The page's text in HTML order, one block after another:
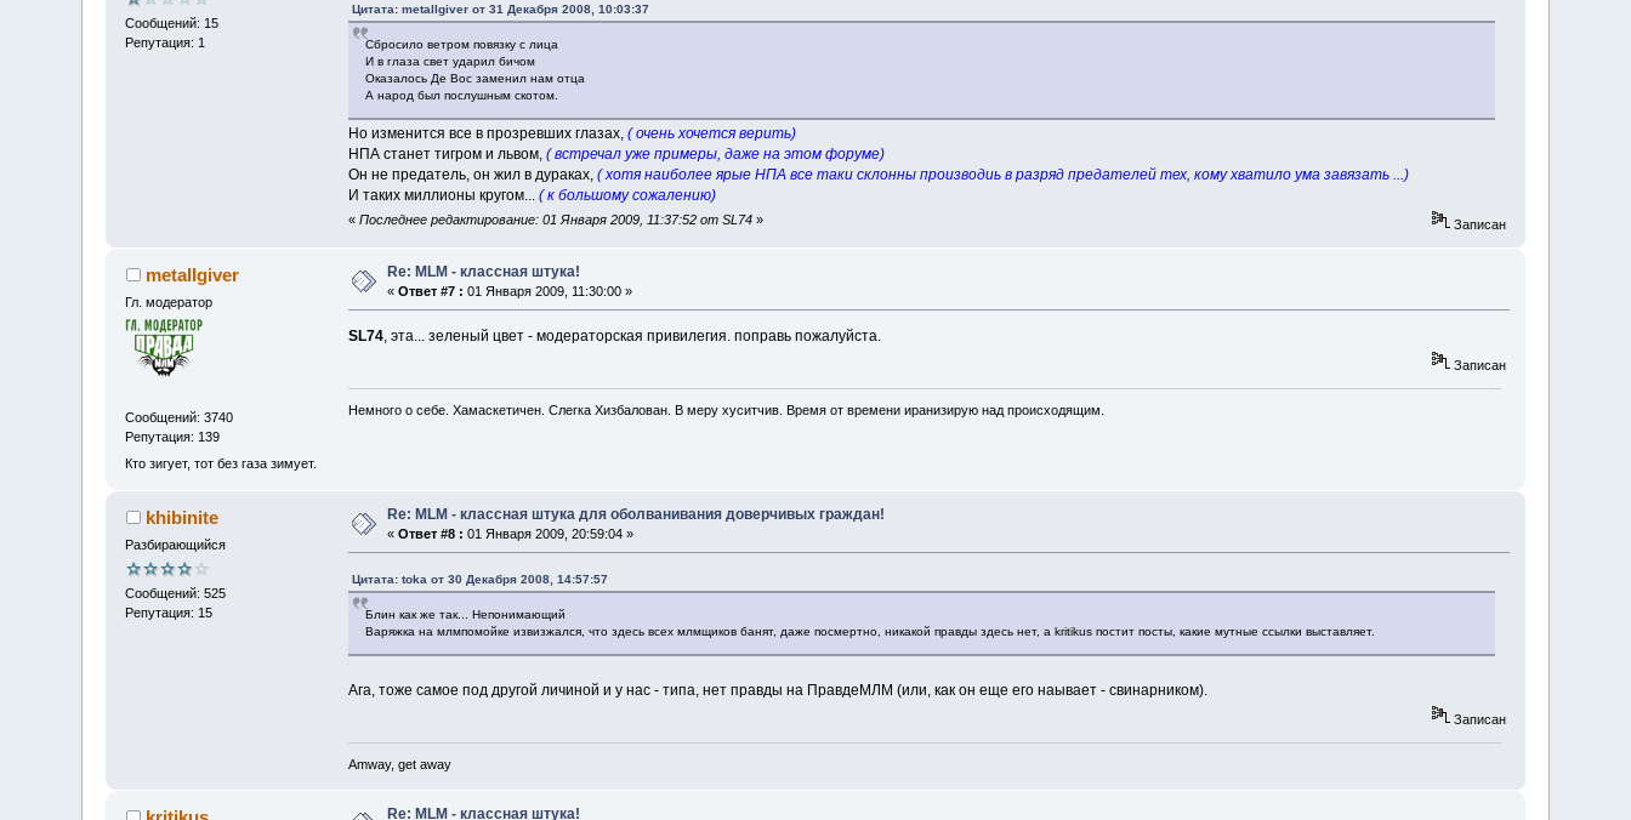
Сообщений: 15
Репутация: 1
Цитата: metallgiver от 31 Декабря 2008, 10:03:37
Сбросило ветром повязку с лица
И в глаза свет ударил бичом
Оказалось Де Вос заменил нам отца
А народ был послушным скотом.
Но изменится все в прозревших глазах, ( очень хочется верить)
НПА станет тигром и львом, ( встречал уже примеры, даже на этом форуме)
Он не предатель, он жил в дураках, ( хотя наиболее ярые НПА все таки склонны производиь в разряд предателей тех, кому хватило ума завязать ...)
И таких миллионы кругом... ( к большому сожалению)
« Последнее редактирование: 01 Января 2009, 11:37:52 от SL74» Записан
metallgiver
Гл. модератор
Сообщений: 3740
Репутация: 139
Кто зигует, тот без газа зимует.
Re: MLM - классная штука!
«Ответ #7 : 01 Января 2009, 11:30:00 »
SL74, эта... зеленый цвет - модераторская привилегия. поправь пожалуйста.
Записан
Немного о себе. Хамаскетичен. Слегка Хизбалован. В меру хуситчив. Время от времени иранизирую над происходящим.
khibinite
Разбирающийся
Сообщений: 525
Репутация: 15
Re: MLM - классная штука для оболванивания доверчивых граждан!
«Ответ #8 : 01 Января 2009, 20:59:04 »
Цитата: toka от 30 Декабря 2008, 14:57:57
Блин как же так... Непонимающий
Варяжка на млмпомойке извизжался, что здесь всех млмщиков банят, даже посмертно, никакой правды здесь нет, а kritikus постит посты, какие мутные ссылки выставляет.
Ага, тоже самое под другой личиной и у нас - типа, нет правды на ПравдеМЛМ (или, как он еще его наывает - свинарником).
Записан
Amway, get away
Re: MLM - классная штука!